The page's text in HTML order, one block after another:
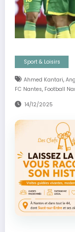
Sport & Loisirs
Ahmed Kantari,
FC Nantes, Football
14/12/2025